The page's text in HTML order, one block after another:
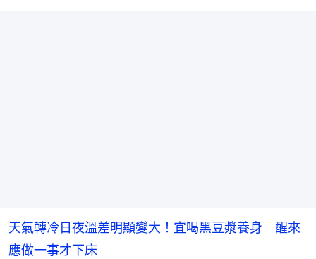
天氣轉冷日夜溫差明顯變大！宜喝黑豆漿養身 醒來
應做一事才下床